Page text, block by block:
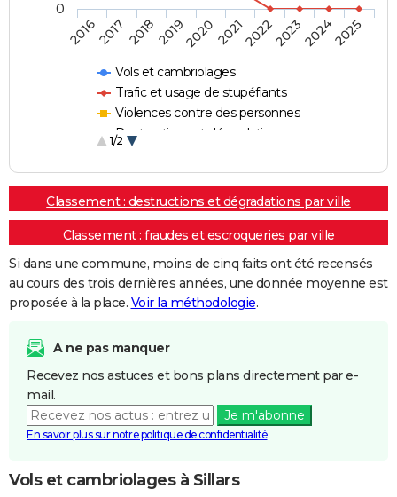
Vols et cambriolages
Trafic et usage de stupéfiants
Violences contre des personnes
Destructions et dégradations
1/2
20162017 20182019202020212022202320242025
0
Classement : destructions et dégradations par ville
Classement : fraudes et escroqueries par ville
Si dans une commune, moins de cinq faits ont été recensés
au cours des trois dernières années, une donnée moyenne est
proposée à la place. Voir la méthodologie.
A ne pas manquer
Recevez nos astuces et bons plans directement par e-
mail.
Je m'abonne
En savoir plus sur notre politique de confidentialité
Vols et cambriolages à Sillars